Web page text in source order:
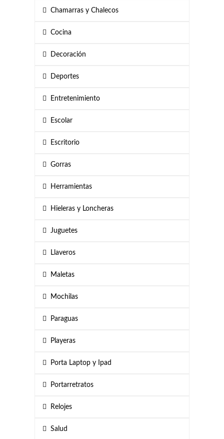
Chamarras y Chalecos
Cocina
Decoración
Deportes
Entretenimiento
Escolar
Escritorio
Gorras
Herramientas
Hieleras y Loncheras
Juguetes
Llaveros
Maletas
Mochilas
Paraguas
Playeras
Porta Laptop y Ipad
Portarretratos
Relojes
Salud